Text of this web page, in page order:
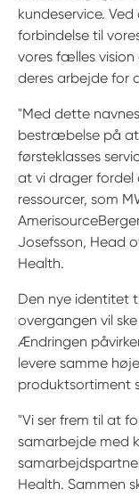
kundeservice.
forbindelse til
vores fælles
deres arbejde for
"Med dette
bestræbelse på
førsteklasses
at vi drager
ressourcer, som
Josefsson, Head
Health.
Den nye identitet
overgangen vil
Ændringen
levere samme
produktsortiment
"Vi ser frem til at
samarbejde med
Health. Sammen